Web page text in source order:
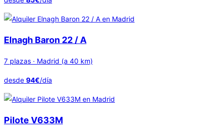
Elnagh Baron 22 / A
7 plazas · Madrid (a 40 km)
desde 94€/día
Pilote V633M